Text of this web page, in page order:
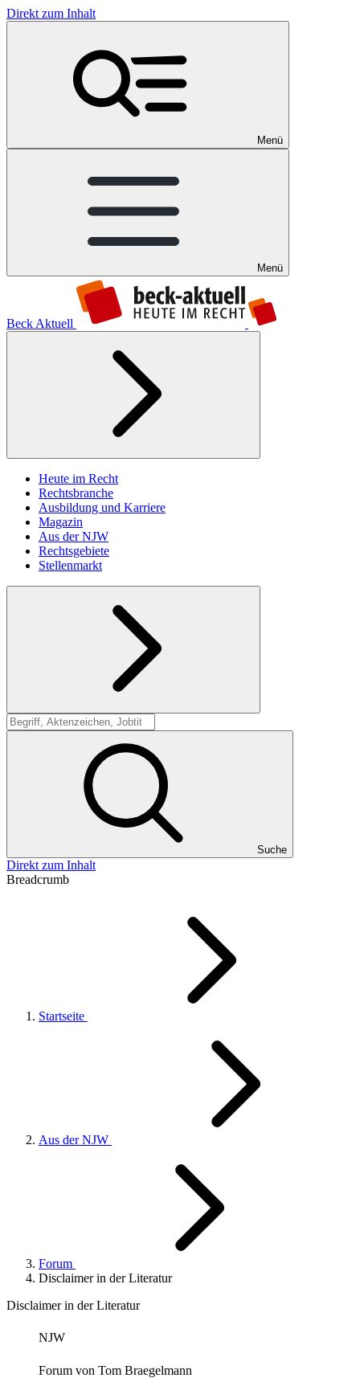
Direkt zum Inhalt
Menü
Menü
Beck Aktuell
Heute im Recht
Rechtsbranche
Ausbildung und Karriere
Magazin
Aus der NJW
Rechtsgebiete
Stellenmarkt
Suche
Suche
Direkt zum Inhalt
Breadcrumb
Startseite
Aus der NJW
Forum
Disclaimer in der Literatur
Disclaimer in der Literatur
NJW
Forum von Tom Braegelmann